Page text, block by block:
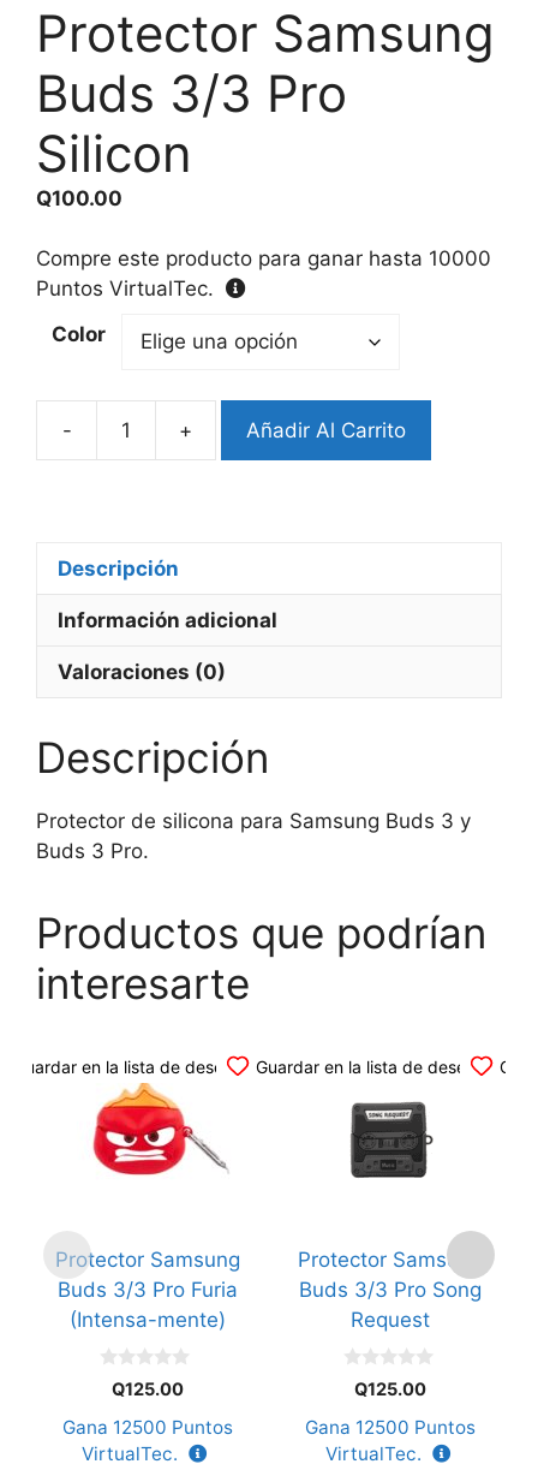
Protector Samsung
Buds 3/3 Pro
Silicon
Q100.00
Compre este producto para ganar hasta 10000
Puntos VirtualTec.
Color
-
Protector
Silicon
cantidad
+ Añadir Al Carrito
Descripción
Información adicional
Valoraciones (0)
Descripción
Protector de silicona para Samsung Buds 3 y
Buds 3 Pro.
Productos que podrían
interesarte
Guardar en la lista de deseos
Protector Samsung
Buds 3/3 Pro Furia
(Intensa-mente)
5
Q125.00
Gana 12500 Puntos
VirtualTec.
Guardar en la lista de deseos
Protector Samsung
Buds 3/3 Pro Song
Request
5
Q125.00
Gana 12500 Puntos
VirtualTec.